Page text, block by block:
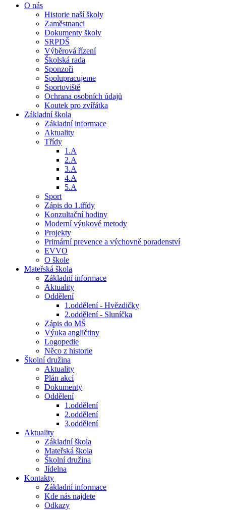
O nás
Historie naší školy
Zaměstnanci
Dokumenty školy
SRPDŠ
Výběrová řízení
Školská rada
Sponzoři
Spolupracujeme
Sportoviště
Ochrana osobních údajů
Koutek pro zvířátka
Základní škola
Základní informace
Aktuality
Třídy
1.A
2.A
3.A
4.A
5.A
Sport
Zápis do 1.třídy
Konzultační hodiny
Moderní výukové metody
Projekty
Primární prevence a výchovné poradenství
EVVO
O škole
Mateřská škola
Základní informace
Aktuality
Oddělení
1.oddělení - Hvězdičky
2.oddělení - Sluníčka
Zápis do MŠ
Výuka angličtiny
Logopedie
Něco z historie
Školní družina
Aktuality
Plán akcí
Dokumenty
Oddělení
1.oddělení
2.oddělení
3.oddělení
Aktuality
Základní škola
Mateřská škola
Školní družina
Jídelna
Kontakty
Základní informace
Kde nás najdete
Odkazy